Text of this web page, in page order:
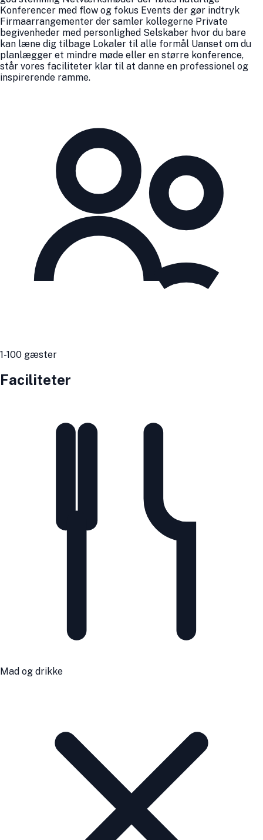
Konferencer med flow og fokus Events der gør indtryk
Firmaarrangementer der samler kollegerne Private
begivenheder med personlighed Selskaber hvor du bare
kan læne dig tilbage Lokaler til alle formål Uanset om du
planlægger et mindre møde eller en større konference,
står vores faciliteter klar til at danne en professionel og
inspirerende ramme.
1-100 gæster
Faciliteter
Mad og drikke